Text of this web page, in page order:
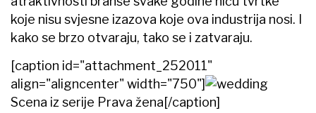
koje nisu svjesne izazova koje ova industrija nosi. I
kako se brzo otvaraju, tako se i zatvaraju.
[caption id="attachment_252011"
align="aligncenter" width="750"]
Scena iz serije Prava žena[/caption]